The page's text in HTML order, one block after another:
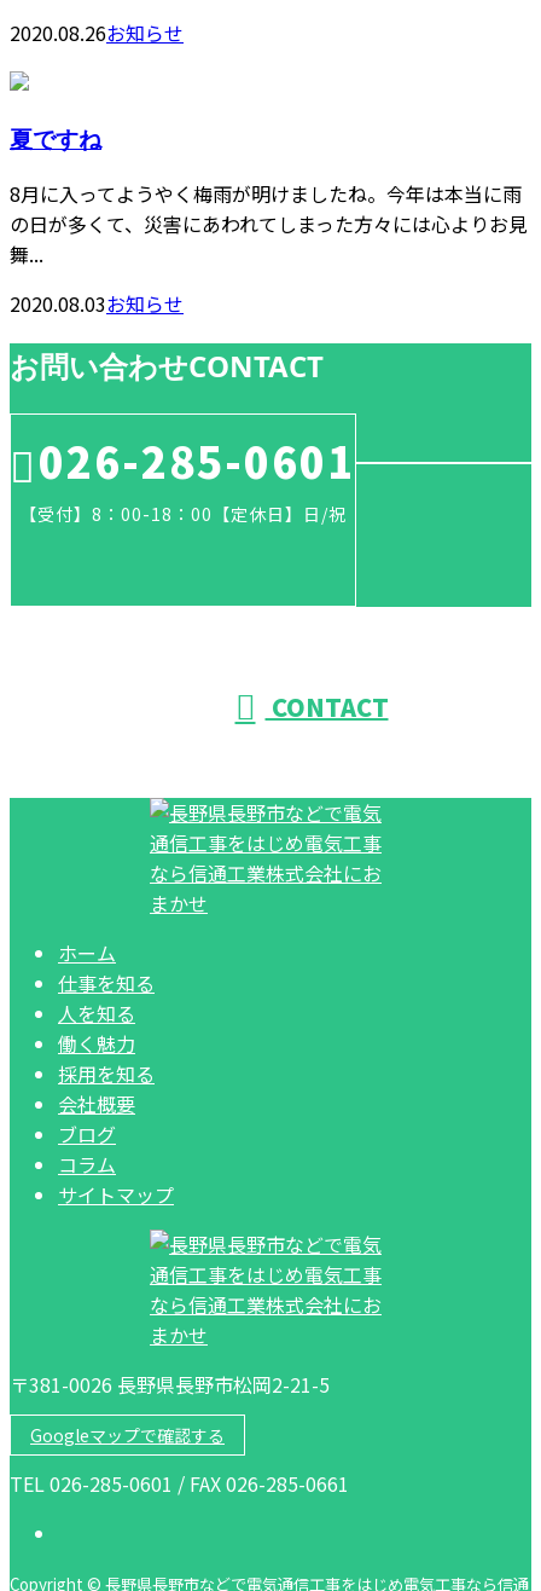
2020.08.26お知らせ
夏ですね
8月に入ってようやく梅雨が明けましたね。今年は本当に雨
の日が多くて、災害にあわれてしまった方々には心よりお見
舞...
2020.08.03お知らせ
お問い合わせCONTACT
026-285-0601
【受付】8：00-18：00【定休日】日/祝
CONTACT
ホーム
仕事を知る
人を知る
働く魅力
採用を知る
会社概要
ブログ
コラム
サイトマップ
〒381-0026 長野県長野市松岡2-21-5
Googleマップで確認する
TEL 026-285-0601 / FAX 026-285-0661
Copyright © 長野県長野市などで電気通信工事をはじめ電気工事なら信通